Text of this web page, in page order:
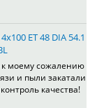
ET 48 DIA 54.1
моему сожалению
и пыли закатали
качества!